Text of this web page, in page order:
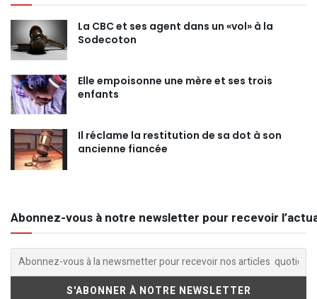
La CBC et ses agent dans un «vol» à la
Sodecoton
Elle empoisonne une mère et ses trois
enfants
Il réclame la restitution de sa dot à son
ancienne fiancée
Abonnez-vous à notre newsletter pour recevoir